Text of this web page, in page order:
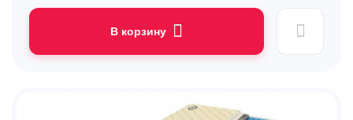
В корзину